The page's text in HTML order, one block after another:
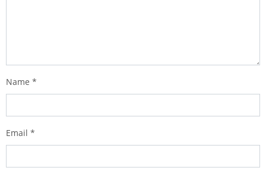
Name *
Email *